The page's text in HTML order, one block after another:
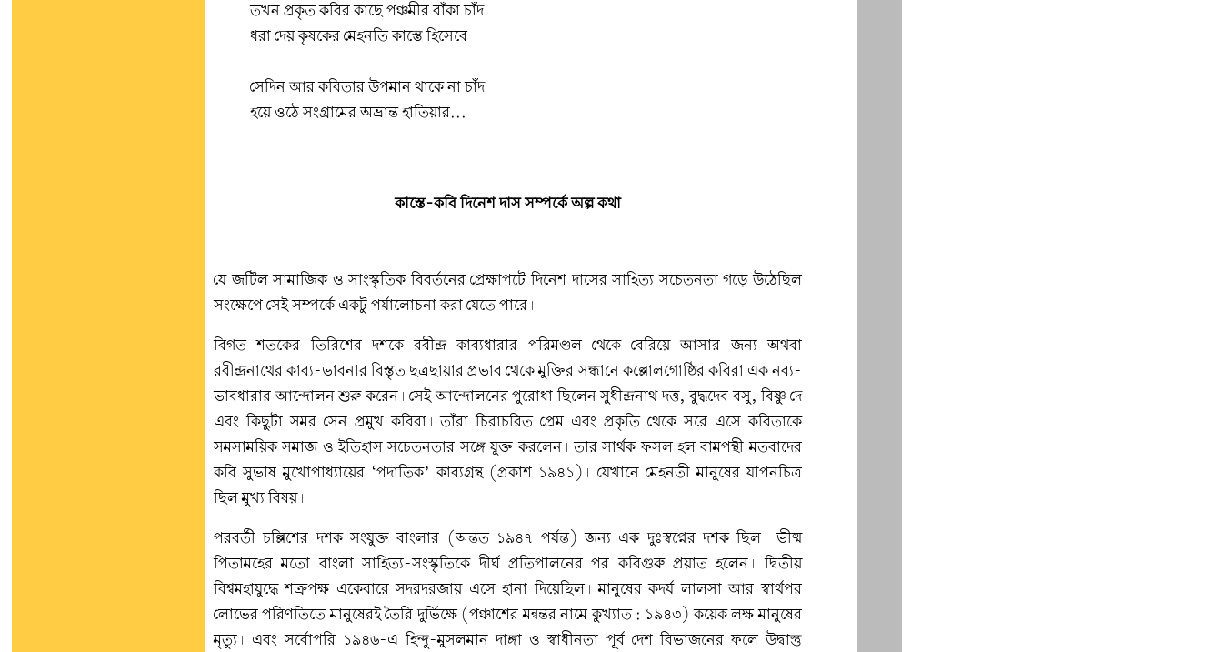
তখন প্রকৃত কবির কাছে পঞ্চমীর বাঁকা চাঁদ
ধরা দেয় কৃষকের মেহনতি কাস্তে হিসেবে
সেদিন আর কবিতার উপমান থাকে না চাঁদ
হয়ে ওঠে সংগ্রামের অভ্রান্ত হাতিয়ার...
কাস্তে-কবি দিনেশ দাস সম্পর্কে অল্প কথা
যে জটিল সামাজিক ও সাংস্কৃতিক বিবর্তনের প্রেক্ষাপটে দিনেশ দাসের সাহিত্য সচেতনতা গড়ে উঠেছিল
সংক্ষেপেসেই সম্পর্কে একটু পর্যালোচনা করা যেতে পারে।
বিগত শতকের তিরিশের দশকে রবীন্দ্র কাব্যধারার পরিমণ্ডল থেকে বেরিয়ে আসার জন্য অথবা
রবীন্দ্রনাথের কাব্য-ভাবনার বিস্তৃত ছত্রছায়ার প্রভাব থেকে মুক্তির সন্ধানে কল্লোলগোষ্ঠির কবিরা এক নব্য-
ভাবধারার আন্দোলন শুরু করেন। সেই আন্দোলনের পুরোধা ছিলেন সুধীন্দ্রনাথ দত্ত, বুদ্ধদেব বসু, বিষ্ণু দে
এবং কিছুটা সমর সেন প্রমুখ কবিরা। তাঁরা চিরাচরিত প্রেম এবং প্রকৃতি থেকে সরে এসে কবিতাকে
সমসাময়িক সমাজ ও ইতিহাস সচেতনতার সঙ্গে যুক্ত করলেন। তার সার্থক ফসল হল বামপন্থী মতবাদের
কবি সুভাষ মুখোপাধ্যায়ের ‘পদাতিক’ কাব্যগ্রন্থ (প্রকাশ ১৯৪১)। যেখানে মেহনতী মানুষের যাপনচিত্র
ছিল মুখ্য বিষয়।
পরবর্তী চল্লিশের দশক সংযুক্ত বাংলার (অন্তত ১৯৪৭ পর্যন্ত) জন্য এক দুঃস্বপ্নের দশক ছিল। ভীষ্ম
পিতামহের মতো বাংলা সাহিত্য-সংস্কৃতিকে দীর্ঘ প্রতিপালনের পর কবিগুরু প্রয়াত হলেন। দ্বিতীয়
বিশ্বমহাযুদ্ধে শত্রুপক্ষ একেবারে সদরদরজায় এসে হানা দিয়েছিল। মানুষের কদর্য লালসা আর স্বার্থপর
লোভের পরিণতিতে মানুষেরই তৈরি দুর্ভিক্ষে (পঞ্চাশের মন্বন্তর নামে কুখ্যাত : ১৯৪৩) কয়েক লক্ষ মানুষের
মৃত্যু। এবং সর্বোপরি ১৯৪৬-এ হিন্দু-মুসলমান দাঙ্গা ও স্বাধীনতা পূর্ব দেশ বিভাজনের ফলে উদ্বাস্তু